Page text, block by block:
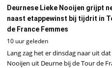
Deurnese Lieke Nooijen grijpt
naast etappewinst bij tijdrit in
de France Femmes
10 uur geleden
Lang zag het er dinsdag naar uit
Nooijen uit Deurne bij de Tour de